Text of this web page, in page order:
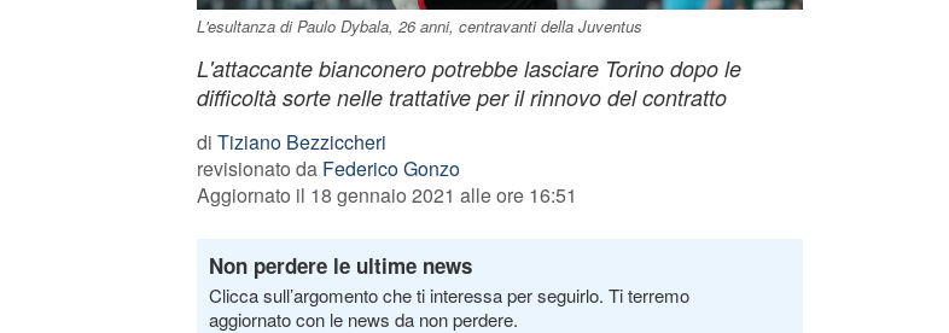
L'esultanza di Paulo Dybala, 26 anni, centravanti della Juventus
L'attaccante bianconero potrebbe lasciare Torino dopo le
difficoltà sorte nelle trattative per il rinnovo del contratto
di Tiziano Bezziccheri
revisionato da Federico Gonzo
Aggiornato il 18 gennaio 2021 alle ore 16:51
Non perdere le ultime news
Clicca sull’argomento che ti interessa per seguirlo. Ti terremo
aggiornato con le news da non perdere.